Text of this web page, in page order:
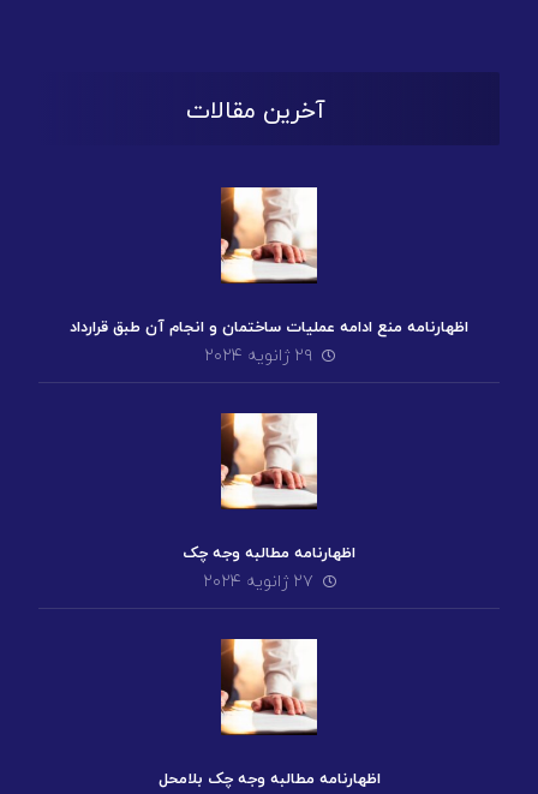
آخرین مقالات
اظهارنامه منع ادامه عملیات ساختمان و انجام آن طبق قرارداد
۲۹ ژانویه ۲۰۲۴
اظهارنامه مطالبه وجه چک
۲۷ ژانویه ۲۰۲۴
اظهارنامه مطالبه وجه چک بلامحل